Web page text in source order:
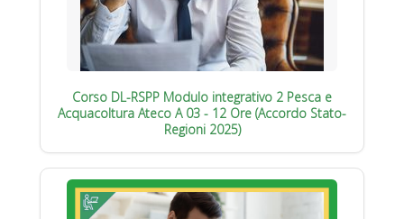
Corso DL-RSPP Modulo integrativo 2 Pesca e
Acquacoltura Ateco A 03 - 12 Ore (Accordo Stato-
Regioni 2025)